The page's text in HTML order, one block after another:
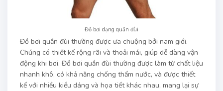
Đồ bơi dạng quần đùi
Đồ bơi quần đùi thường được ưa chuộng bởi nam giới.
Chúng có thiết kế rộng rãi và thoải mái, giúp dễ dàng vận
động khi bơi. Đồ bơi quần đùi thường được làm từ chất liệu
nhanh khô, có khả năng chống thấm nước, và được thiết
kế với nhiều kiểu dáng và họa tiết khác nhau, mang lại sự